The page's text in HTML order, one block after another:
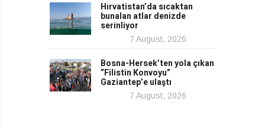
Hırvatistan’da sıcaktan
bunalan atlar denizde
serinliyor
7 August, 2026
Bosna-Hersek’ten yola çıkan
“Filistin Konvoyu”
Gaziantep’e ulaştı
7 August, 2026